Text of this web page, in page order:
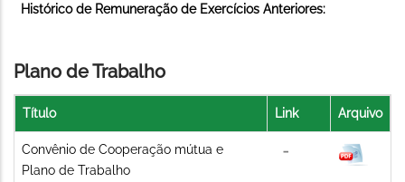
Histórico de Remuneração de Exercícios Anteriores:
Plano de Trabalho
Título Link Arquivo
Convênio de Cooperação mútua e
Plano de Trabalho